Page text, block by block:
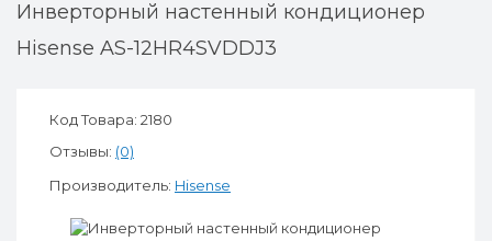
Инверторный настенный кондиционер
Hisense AS-12HR4SVDDJ3
Код Товара: 2180
Отзывы: (0)
Производитель: Hisense